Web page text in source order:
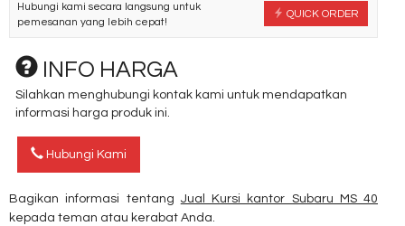
QUICK ORDER
Hubungi kami secara langsung untuk
pemesanan yang lebih cepat!
INFO HARGA
Silahkan menghubungi kontak kami untuk mendapatkan
informasi harga produk ini.
Hubungi Kami
Bagikan informasi tentang Jual Kursi kantor Subaru MS 40
kepada teman atau kerabat Anda.